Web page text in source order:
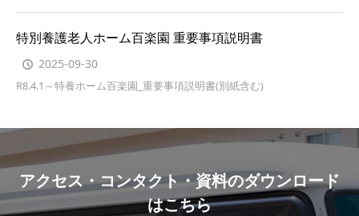
特別養護老人ホーム百楽園 重要事項説明書
2025-09-30
R8.4.1～特養ホーム百楽園_重要事項説明書(別紙含む)
アクセス・コンタクト・資料のダウンロード
はこちら